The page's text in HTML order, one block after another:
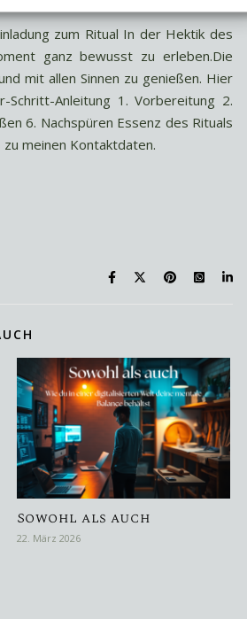
zum Ritual In der Hektik des
ganz bewusst zu erleben.Die
mit allen Sinnen zu genießen. Hier
Anleitung 1. Vorbereitung 2.
6. Nachspüren Essenz des Rituals
meinen Kontaktdaten.
Sowohl als auch
22. März 2026